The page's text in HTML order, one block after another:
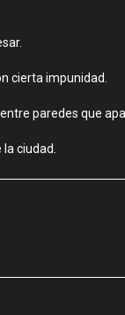
cierta impunidad.
paredes que
ciudad.